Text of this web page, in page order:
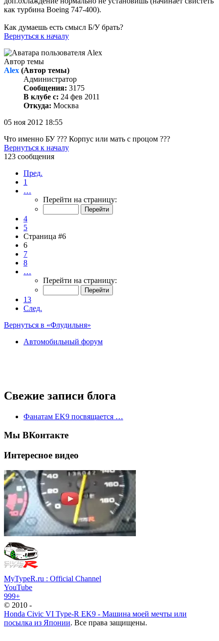
как турбина Boeing 747-400).
Как думаешь есть смысл Б/У брать?
Вернуться к началу
Автор темы
Alex (Автор темы)
Администратор
Сообщения: 3175
В клубе с: 24 фев 2011
Откуда: Москва
05 ноя 2012 18:55
Что именно БУ ??? Корпус или мать с процом ???
Вернуться к началу
123 сообщения
Пред.
1
…
Перейти на страницу:
4
5
Страница #6
6
7
8
…
Перейти на страницу:
13
След.
Вернуться в «Флудильня»
Автомобильный форум
Свежие записи блога
Фанатам EK9 посвящается …
Мы ВКонтакте
Интересное видео
MyTypeR.ru : Official Channel
YouTube
999+
© 2010 -
Honda Civic VI Type-R EK9 - Машина моей мечты или
посылка из Японии. Все права защищены.